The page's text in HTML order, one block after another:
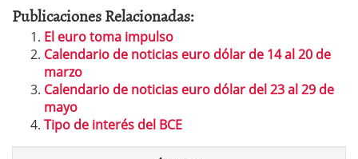
Publicaciones Relacionadas:
El euro toma impulso
Calendario de noticias euro dólar de 14 al 20 de
marzo
Calendario de noticias euro dólar del 23 al 29 de
mayo
Tipo de interés del BCE